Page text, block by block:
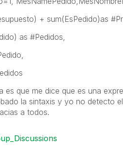
+ sum(EsPedido)as
as #Pedidos,
es que me dice que es una
la sintaxis y yo no detecto
a todos.